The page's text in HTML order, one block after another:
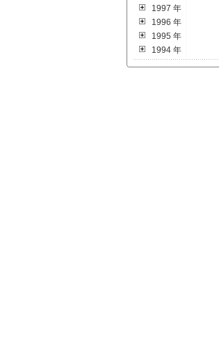
1997 年
1996 年
1995 年
1994 年